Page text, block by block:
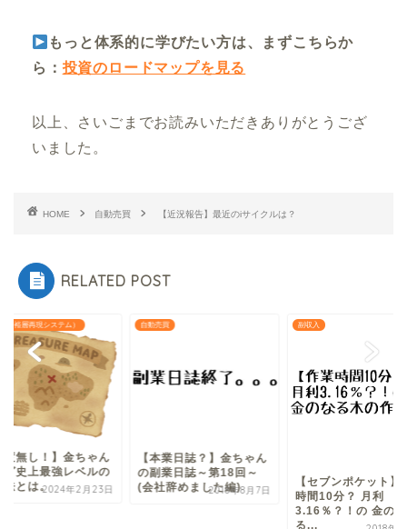
もっと体系的に学びたい方は、まずこちらか
ら： 投資のロードマップを見る
以上、さいごまでお読みいただきありがとうござ
いました。
HOME 自動売買 【近況報告】最近のiサイクルは？
RELATED POST
富裕層再現システム）
度無し！】金ちゃん
グ史上最強レベルの
法とは。2024年2月23日
自動売買
【本業日誌？】金ちゃん
の副業日誌～第18回～
(会社辞めました編)
2018年8月7日
副収入
【セブンポケット】
時間10分？ 月利
3.16％？！の 金のな
る...